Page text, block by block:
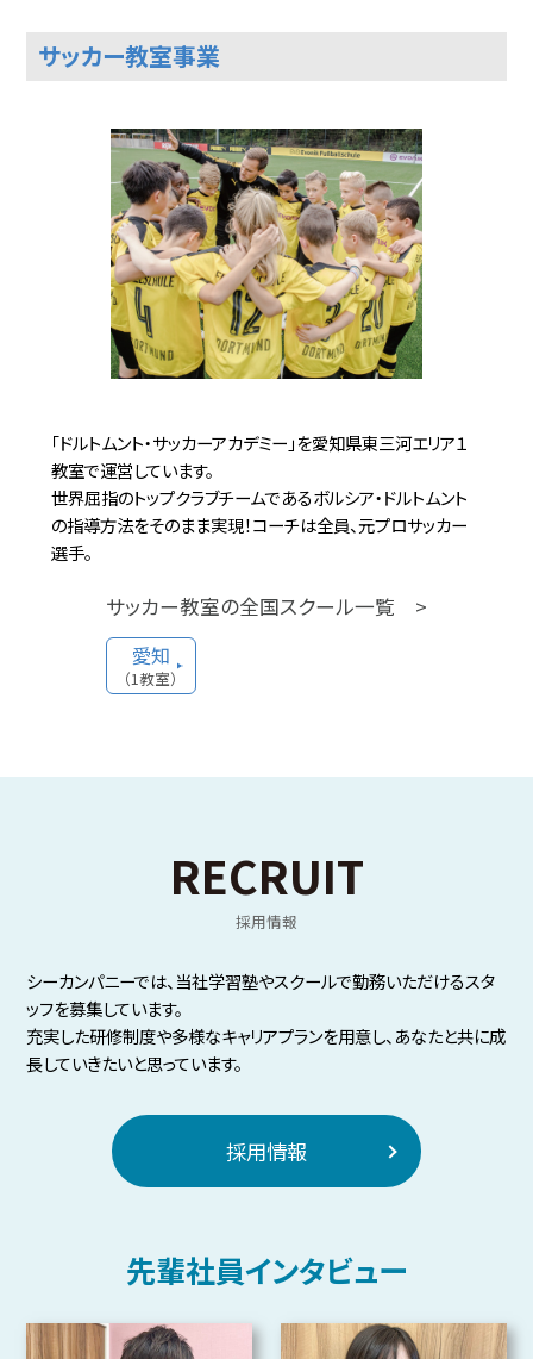
住所：福井県鯖江市小黒町3丁目809
英会話
NOVAバイリンガルKIDS 愛知扶桑校 新規
2023.04.03
愛知県丹羽郡扶桑町にNOVAバイリンガル
KIDS 愛知扶桑校が新規開校しました！
電話番号：0587-92-9331
みやび個別指導学院 名張校 新規開校！
2023.2.25
三重県名張市にみやび個別指導学院 名張
学習塾
みやび個別指導学院 池田校 リニューアル開
岐阜県揖斐郡池田町にみやび個別指導学
住所：岐阜県揖斐郡池田町池野字下田山
道下402番2
愛知県津島市にNOVAバイリンガルKIDS
愛知津島校が新規開校しました！
サッカー教室事業
「ドルトムント・サッカーアカデミー」を愛知県東三河エリア１
教室で運営しています。
世界屈指のトップクラブチームであるボルシア・ドルトムント
の指導方法をそのまま実現！コーチは全員、元プロサッカー
選手。
サッカー教室の全国スクール一覧 >
愛知
（1教室）
RECRUIT
採用情報
シーカンパニーでは、当社学習塾やスクールで勤務いただけるスタ
ッフを募集しています。
充実した研修制度や多様なキャリアプランを用意し、あなたと共に成
長していきたいと思っています。
採用情報
先輩社員インタビュー